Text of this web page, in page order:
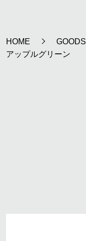
HOME GOODS
アップルグリーン